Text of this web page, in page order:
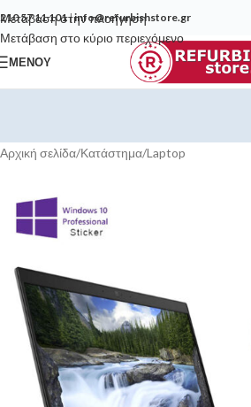
Μετάβαση στην πλοήγηση
Μετάβαση στο κύριο περιεχόμενο
210 57 11 101|info@refurbishstore.gr
ΜΕΝΟΎ
Αρχική σελίδα/Κατάστημα/Laptop